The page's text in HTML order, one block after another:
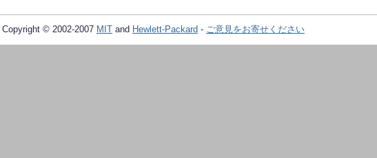
Copyright © 2002-2007 MIT and Hewlett-Packard - ご意見をお寄せください